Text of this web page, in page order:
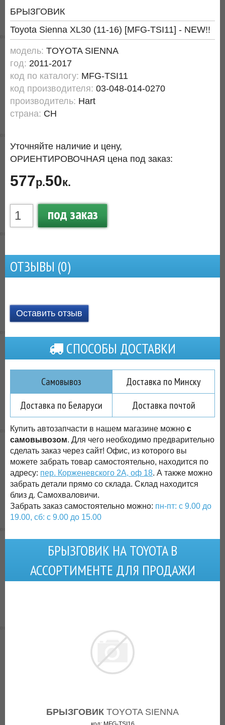
БРЫЗГОВИК
Toyota Sienna XL30 (11-16) [MFG-TSI11] - NEW!!
модель: TOYOTA SIENNA
год: 2011-2017
код по каталогу: MFG-TSI11
код производителя: 03-048-014-0270
производитель: Hart
страна: CH
Уточняйте наличие и цену,
ОРИЕНТИРОВОЧНАЯ цена под заказ:
577р.50к.
под заказ
ОТЗЫВЫ (0)
Оставить отзыв
СПОСОБЫ ДОСТАВКИ
Самовывоз
Доставка по Минску
Доставка по Беларуси
Доставка почтой
Купить автозапчасти в нашем магазине можно с
самовывозом. Для чего необходимо предварительно
сделать заказ через сайт! Офис, из которого вы
можете забрать товар самостоятельно, находится по
адресу: пер. Корженевского 2А, оф 18. А также можно
забрать детали прямо со склада. Склад находится
близ д. Самохваловичи.
Забрать заказ самостоятельно можно: пн-пт: с 9.00 до
19.00, сб: с 9.00 до 15.00
БРЫЗГОВИК НА TOYOTA В
АССОРТИМЕНТЕ ДЛЯ ПРОДАЖИ
БРЫЗГОВИК TOYOTA SIENNA